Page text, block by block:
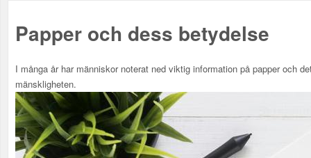
Papper och dess betydelse
I många år har människor noterat ned viktig information på papper och
mänskligheten.